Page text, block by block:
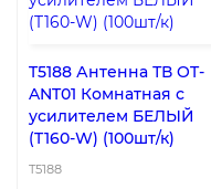
T5188 Антенна ТВ OT-
ANT01 Комнатная с
усилителем БЕЛЫЙ
(T160-W) (100шт/к)
T5188